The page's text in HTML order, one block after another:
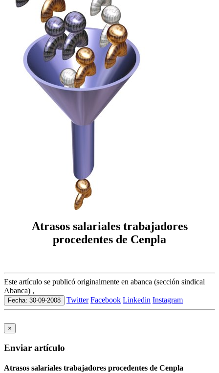
Atrasos salariales trabajadores
procedentes de Cenpla
Este artículo se publicó originalmente en abanca (sección sindical
Abanca) ,
Fecha: 30-09-2008 Twitter Facebook Linkedin Instagram
×
Enviar artículo
Atrasos salariales trabajadores procedentes de Cenpla